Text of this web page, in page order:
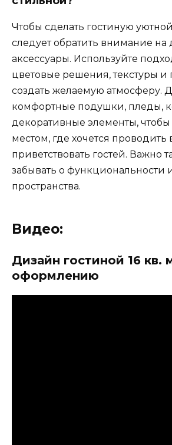
Чтобы сделать гостиную
следует обратить внимание на
аксессуары. Используйте
цветовые решения, текстуры и
создать желаемую атмосферу.
комфортные подушки, пледы,
декоративные элементы, чтобы
местом, где хочется проводить
приветствовать гостей. Важно
забывать о функциональности
пространства.
Видео:
Дизайн гостиной 16 кв.
оформлению